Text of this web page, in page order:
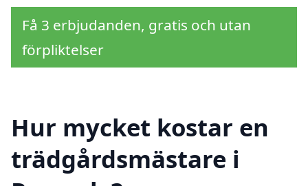
Få 3 erbjudanden, gratis och utan
förpliktelser
Hur mycket kostar en
trädgårdsmästare i